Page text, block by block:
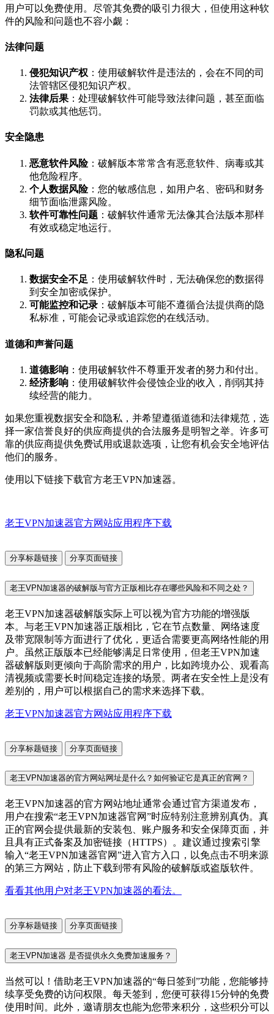
用户可以免费使用。尽管其免费的吸引力很大，但使用这种软
件的风险和问题也不容小觑：
法律问题
侵犯知识产权 ：使用破解软件是违法的，会在不同的司
法管辖区侵犯知识产权。
法律后果 ：处理破解软件可能导致法律问题，甚至面临
罚款或其他惩罚。
安全隐患
恶意软件风险：破解版本常常含有恶意软件、病毒或其
他危险程序。
个人数据风险：您的敏感信息，如用户名、密码和财务
细节面临泄露风险。
软件可靠性问题 ：破解软件通常无法像其合法版本那样
有效或稳定地运行。
隐私问题
数据安全不足 ：使用破解软件时，无法确保您的数据得
到安全加密或保护。
可能监控和记录 ：破解版本可能不遵循合法提供商的隐
私标准，可能会记录或追踪您的在线活动。
道德和声誉问题
道德影响 ：使用破解软件不尊重开发者的努力和付出。
经济影响 ：使用破解软件会侵蚀企业的收入，削弱其持
续经营的能力。
如果您重视数据安全和隐私，并希望遵循道德和法律规范，选
择一家信誉良好的供应商提供的合法服务是明智之举。许多可
靠的供应商提供免费试用或退款选项，让您有机会安全地评估
他们的服务。
使用以下链接下载官方老王VPN加速器。
老王VPN加速器官方网站应用程序下载
分享标题链接 分享页面链接
老王VPN加速器的破解版与官方正版相比存在哪些风险和不同之处？
老王VPN加速器破解版实际上可以视为官方功能的增强版
本。与老王VPN加速器正版相比，它在节点数量、网络速度
及带宽限制等方面进行了优化，更适合需要更高网络性能的用
户。虽然正版版本已经能够满足日常使用，但老王VPN加速
器破解版则更倾向于高阶需求的用户，比如跨境办公、观看高
清视频或需要长时间稳定连接的场景。两者在安全性上是没有
差别的，用户可以根据自己的需求来选择下载。
老王VPN加速器官方网站应用程序下载
分享标题链接 分享页面链接
老王VPN加速器的官方网站网址是什么？如何验证它是真正的官网？
老王VPN加速器的官方网站地址通常会通过官方渠道发布，
用户在搜索“老王VPN加速器官网”时应特别注意辨别真伪。真
正的官网会提供最新的安装包、账户服务和安全保障页面，并
且具有正式备案及加密链接（HTTPS）。建议通过搜索引擎
输入“老王VPN加速器官网”进入官方入口，以免点击不明来源
的第三方网站，防止下载到带有风险的破解版或盗版软件。
看看其他用户对老王VPN加速器的看法。
分享标题链接 分享页面链接
老王VPN加速器 是否提供永久免费加速服务？
当然可以！借助老王VPN加速器的“每日签到”功能，您能够持
续享受免费的访问权限。每天签到，您便可获得15分钟的免费
使用时间。此外，邀请朋友也能为您带来积分，这些积分可以